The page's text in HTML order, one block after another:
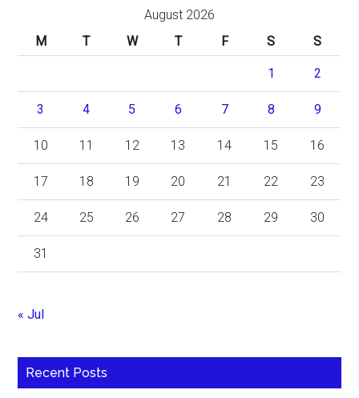
August 2026
M
T W T F S S
1 2
3 4 5 6 7 8 9
10 11 12 13 14 15 16
17 18 19 20 21 22 23
24 25 26 27 28 29 30
31
« Jul
Recent Posts